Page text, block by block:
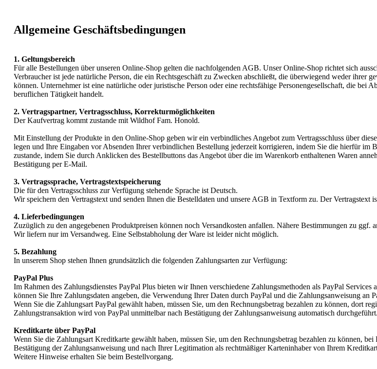
Allgemeine Geschäftsbedingungen
1. Geltungsbereich
Für alle Bestellungen über unseren Online-Shop gelten die nachfolgenden AGB. Unser Online-Shop richtet sich
Verbraucher ist jede natürliche Person, die ein Rechtsgeschäft zu Zwecken abschließt, die überwiegend weder ihrer
können. Unternehmer ist eine natürliche oder juristische Person oder eine rechtsfähige Personengesellschaft, die bei
beruflichen Tätigkeit handelt.
2. Vertragspartner, Vertragsschluss, Korrekturmöglichkeiten
Der Kaufvertrag kommt zustande mit Wildhof Fam. Honold.
Mit Einstellung der Produkte in den Online-Shop geben wir ein verbindliches Angebot zum Vertragsschluss über
legen und Ihre Eingaben vor Absenden Ihrer verbindlichen Bestellung jederzeit korrigieren, indem Sie die hierfür
zustande, indem Sie durch Anklicken des Bestellbuttons das Angebot über die im Warenkorb enthaltenen Waren
Bestätigung per E-Mail.
3. Vertragssprache, Vertragstextspeicherung
Die für den Vertragsschluss zur Verfügung stehende Sprache ist Deutsch.
Wir speichern den Vertragstext und senden Ihnen die Bestelldaten und unsere AGB in Textform zu. Der Vertragstext
4. Lieferbedingungen
Zuzüglich zu den angegebenen Produktpreisen können noch Versandkosten anfallen. Nähere Bestimmungen zu ggf.
Wir liefern nur im Versandweg. Eine Selbstabholung der Ware ist leider nicht möglich.
5. Bezahlung
In unserem Shop stehen Ihnen grundsätzlich die folgenden Zahlungsarten zur Verfügung:
PayPal Plus
Im Rahmen des Zahlungsdienstes PayPal Plus bieten wir Ihnen verschiedene Zahlungsmethoden als PayPal
können Sie Ihre Zahlungsdaten angeben, die Verwendung Ihrer Daten durch PayPal und die Zahlungsanweisung an
Wenn Sie die Zahlungsart PayPal gewählt haben, müssen Sie, um den Rechnungsbetrag bezahlen zu können, dort
Zahlungstransaktion wird von PayPal unmittelbar nach Bestätigung der Zahlungsanweisung automatisch
Kreditkarte über PayPal
Wenn Sie die Zahlungsart Kreditkarte gewählt haben, müssen Sie, um den Rechnungsbetrag bezahlen zu können,
Bestätigung der Zahlungsanweisung und nach Ihrer Legitimation als rechtmäßiger Karteninhaber von Ihrem
Weitere Hinweise erhalten Sie beim Bestellvorgang.